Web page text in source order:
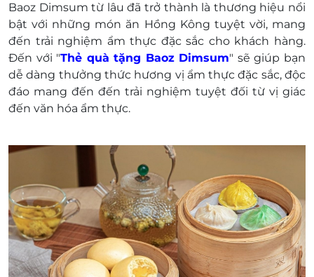
Baoz Dimsum có quyền từ chối áp dụng và thu
hồi E-Gift khi phát hiện E-Gift đó nằm trong
hành vi mua đi bán lại, kinh doanh trái với quy
định của LifeLink và Baoz Dimsum
Nếu giá trị đơn hàng của khách hàng vượt quá
giá trị của E-Gift thì khách hàng phải thanh toán
thêm khoản chênh lệch đó.
VAT cho khách hàng sử dụng tại nhà hàng.
Chỉ xuất hóa đơn VAT cho khách hàng trực tiếp
dùng bữa tại nhà hàng.
Khách hàng có trách nhiệm bảo mật thông tin
mã thẻ quà tặng sau khi đặt mua. LifeLink sẽ
không chịu trách nhiệm hoàn trả các mã thẻ bị
mất hoặc ở trạng thái "Đã sử dụng" với bất kỳ lý
do gì.
Baoz Dimsum từ lâu đã trở thành là thương hiệu nổi
bật với những món ăn Hồng Kông tuyệt vời, mang
đến trải nghiệm ẩm thực đặc sắc cho khách hàng.
Đến với "Thẻ quà tặng Baoz Dimsum" sẽ giúp bạn
dễ dàng thưởng thức hương vị ẩm thực đặc sắc, độc
đáo mang đến đến trải nghiệm tuyệt đối từ vị giác
đến văn hóa ẩm thực.